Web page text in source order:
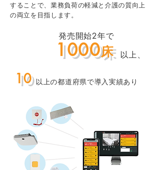
することで、業務負荷の軽減と介護の質向上
の両立を目指します。
発売開始2年で
1000床 以上、
10 以上の都道府県で導入実績あり